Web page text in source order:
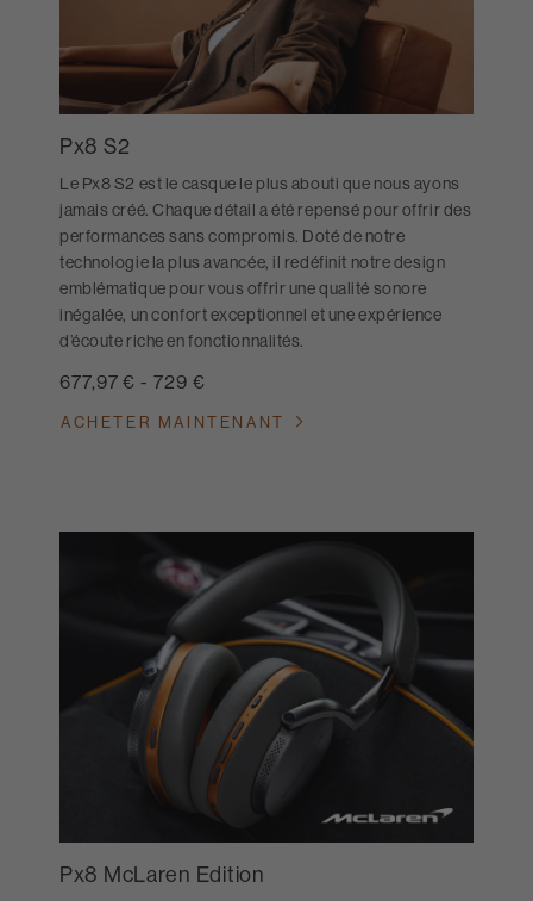
Px8 S2
Le Px8 S2 est le casque le plus abouti que nous ayons
jamais créé. Chaque détail a été repensé pour offrir des
performances sans compromis. Doté de notre
technologie la plus avancée, il redéfinit notre design
emblématique pour vous offrir une qualité sonore
inégalée, un confort exceptionnel et une expérience
d’écoute riche en fonctionnalités.
677,97 €- 729 €
ACHETER MAINTENANT
Px8 McLaren Edition